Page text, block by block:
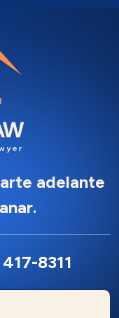
adelante
8311